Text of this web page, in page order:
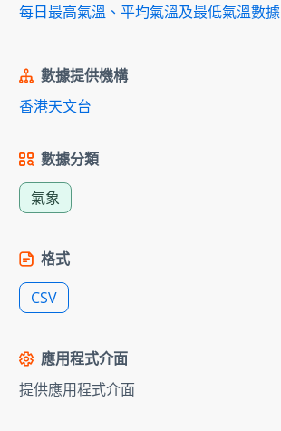
每日最高氣溫、平均氣溫及最低氣溫數據
數據提供機構
香港天文台
數據分類
氣象
格式
CSV
應用程式介面
提供應用程式介面